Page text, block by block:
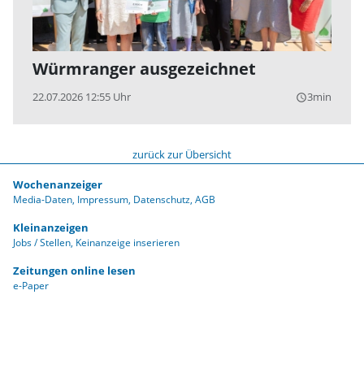
Würmranger ausgezeichnet
22.07.2026 12:55 Uhr query_builder3min
zurück zur Übersicht
Wochenanzeiger
Media-Daten Impressum Datenschutz AGB
Kleinanzeigen
Jobs / Stellen Keinanzeige inserieren
Zeitungen online lesen
e-Paper